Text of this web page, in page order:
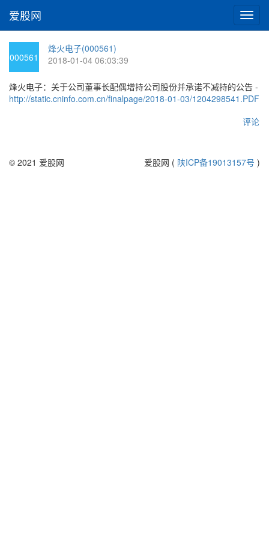
切
换
爱股网
000561
烽火电子(000561)
2018-01-04 06:03:39
烽火电子：关于公司董事长配偶增持公司股份并承诺不减持的公告 -
http://static.cninfo.com.cn/finalpage/2018-01-03/1204298541.PDF
评论
© 2021 爱股网 爱股网 ( 陕ICP备19013157号 )